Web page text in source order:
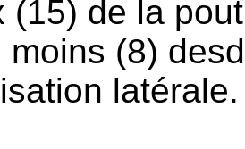
(15) de la
moins (8)
latérale.